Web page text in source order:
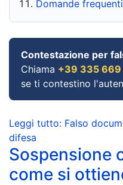
Domande frequenti
Contestazione per
Chiama +39 335
se ti contestino
Leggi tutto: Falso
difesa
Sospensione
come si